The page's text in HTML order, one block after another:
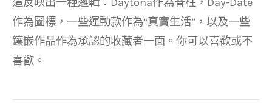
作為圖標，一些運動款作為“真實生活”，以及一些
鑲嵌作品作為承認的收藏者一面。你可以喜歡或不
喜歡。